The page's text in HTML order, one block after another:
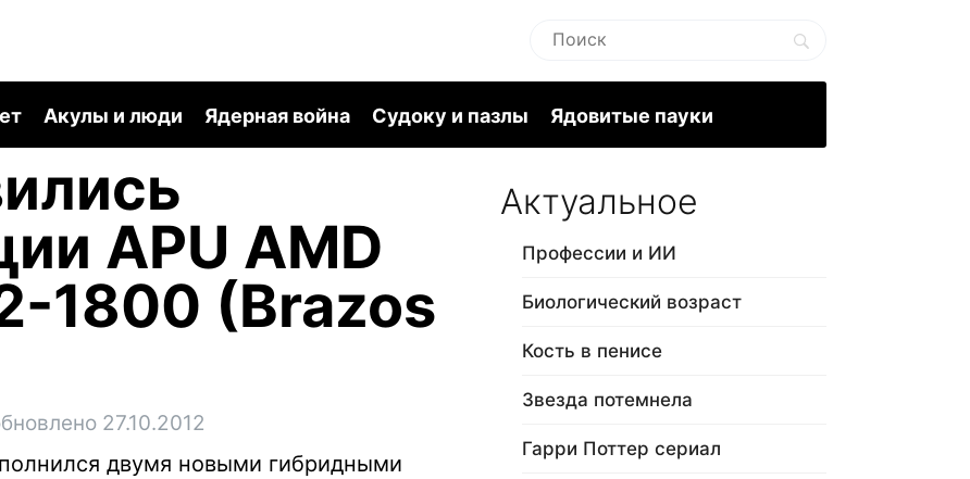
Акулы и люди Ядерная война Судоку и пазлы Ядовитые пауки
APU AMD
1800 (Brazos
27.10.2012
двумя новыми гибридными
Актуальное
Профессии и ИИ
Биологический возраст
Кость в пенисе
Звезда потемнела
Гарри Поттер сериал